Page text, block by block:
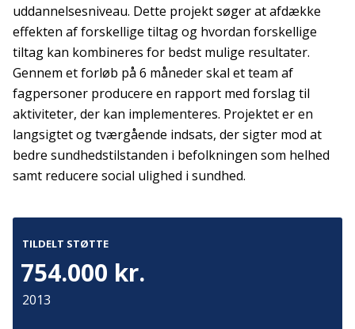
uddannelsesniveau. Dette projekt søger at afdække
effekten af forskellige tiltag og hvordan forskellige
tiltag kan kombineres for bedst mulige resultater.
Gennem et forløb på 6 måneder skal et team af
fagpersoner producere en rapport med forslag til
aktiviteter, der kan implementeres. Projektet er en
langsigtet og tværgående indsats, der sigter mod at
bedre sundhedstilstanden i befolkningen som helhed
samt reducere social ulighed i sundhed.
TILDELT STØTTE
754.000 kr.
2013
Tilmeld nyhedsbrev
De seneste nyheder om TrygFondens og TryghedsGruppens
aktiviteter direkte i din indbakke.
Tilmeld
Kontakt
info@trygfonden.dk
TryghedsGruppen
T:45 26 08 26
Adresse
2830 Virum